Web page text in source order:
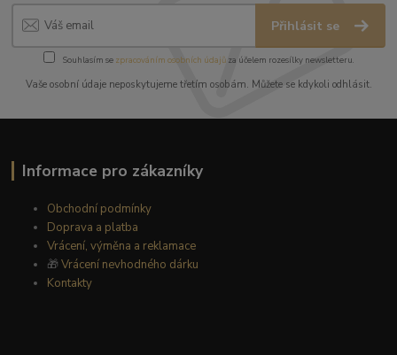
Přihlásit se
Souhlasím se zpracováním osobních údajůza účelem rozesílky newsletteru.
Vaše osobní údaje neposkytujeme třetím osobám. Můžete se kdykoli odhlásit.
Informace pro zákazníky
Obchodní podmínky
Doprava a platba
Vrácení, výměna a reklamace
🎁Vrácení nevhodného dárku
Kontakty